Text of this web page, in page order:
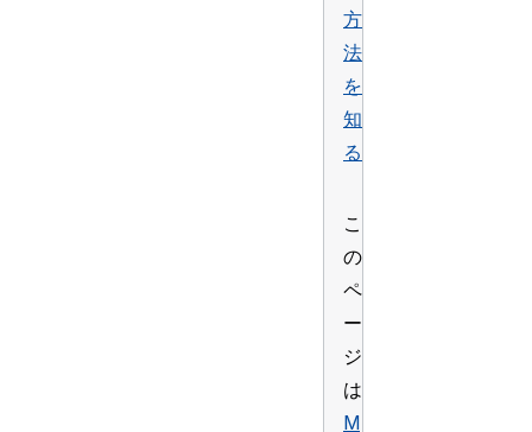
方
法
を
知
る
こ
の
ペ
ー
ジ
は
M